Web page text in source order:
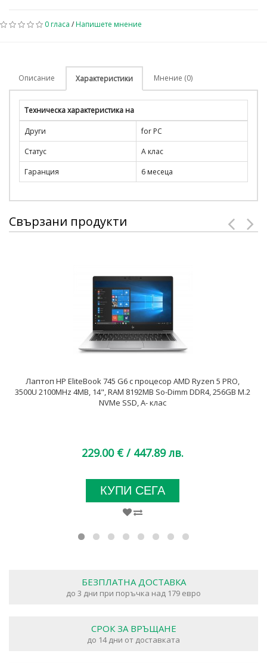
0 гласа /Напишете мнение
Описание Характеристики Мнение (0)
Техническа характеристика на
Други
for PC
Статус
A клас
Гаранция
6 месеца
Свързани продукти
Лаптоп HP EliteBook 745 G6 с процесор AMD Ryzen 5 PRO,
3500U 2100MHz 4MB, 14", RAM 8192MB So-Dimm DDR4, 256GB M.2
NVMe SSD, A- клас
229.00 € / 447.89 лв.
КУПИ СЕГА
БЕЗПЛАТНА ДОСТАВКА
до 3 дни при поръчка над 179 евро
СРОК ЗА ВРЪЩАНЕ
до 14 дни от доставката